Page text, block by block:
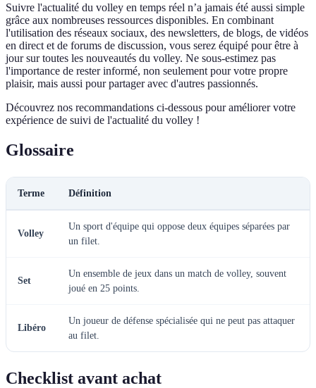
Suivre l'actualité du volley en temps réel n’a jamais été aussi simple
grâce aux nombreuses ressources disponibles. En combinant
l'utilisation des réseaux sociaux, des newsletters, de blogs, de vidéos
en direct et de forums de discussion, vous serez équipé pour être à
jour sur toutes les nouveautés du volley. Ne sous-estimez pas
l'importance de rester informé, non seulement pour votre propre
plaisir, mais aussi pour partager avec d'autres passionnés.
Découvrez nos recommandations ci-dessous pour améliorer votre
expérience de suivi de l'actualité du volley !
Glossaire
Terme Définition
Volley
Un sport d'équipe qui oppose deux équipes séparées par
un filet.
Set
Un ensemble de jeux dans un match de volley, souvent
joué en 25 points.
Libéro
Un joueur de défense spécialisée qui ne peut pas attaquer
au filet.
Checklist avant achat